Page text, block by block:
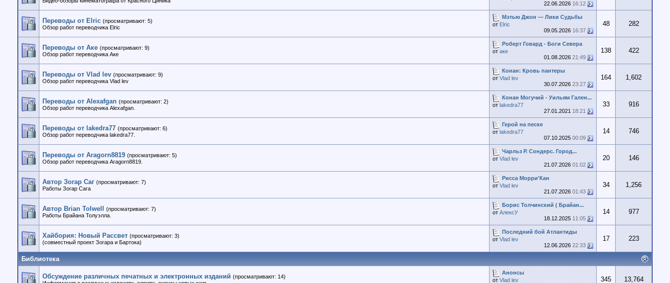
22.06.2026 16:12
Переводы от Elric (просматривают: 5)
Обзор работ переводчика Elric
Мэтью Джон — Лики Судьбы
от Elric
09.05.2026 16:37
48 282
Переводы от Аке (просматривают: 9)
Обзор работ переводчика Аке
Роберт Говард - Боги Севера
от аке
01.08.2026 21:49
138 422
Переводы от Vlad lev (просматривают: 9)
Обзор работ переводчика Vlad lev
Конан: Кровь пантеры
от Vlad lev
30.07.2026 23:27
164 1,602
Переводы от Alexafgan (просматривают: 2)
Обзор работ переводчика Alexafgan.
Конан Могучий - Уильям Гален...
от lakedra77
27.01.2021 18:21
33 916
Переводы от lakedra77 (просматривают: 6)
Обзор работ переводчика lakedra77.
Герой на песке
от lakedra77
07.10.2025 00:09
14 746
Переводы от Aragorn8819 (просматривают: 5)
Обзор работ переводчика Aragorn8819.
Чарльз Р. Сондерс. Город...
от Vlad lev
21.07.2026 01:02
20 146
Автор Зогар Саг (просматривают: 7)
Работы Зогар Сага
Рисса Морри'Кан
от Vlad lev
21.07.2026 01:43
34 1,256
Автор Brian Tolwell
(просматривают: 7)
Работы Брайана Толуэлла.
Борис Толчинский ( Брайан...
от АлексУ
18.12.2025 11:05
14 977
Хайбория: Новый Рассвет (просматривают: 3)
(совместный проект Зогара и Бартока)
Последний бой Атлантиды
от Vlad lev
12.06.2026 22:33
17 223
Библиотека
Обсуждение различных печатных и электронных изданий (просматривают: 14)
Анонсы
от Vlad lev
345 13,764